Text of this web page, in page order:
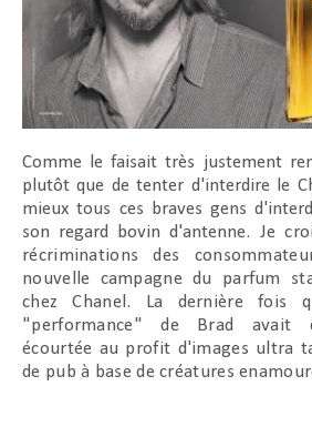
Comme le faisait très justement
plutôt que de tenter d'interdire le
mieux tous ces braves gens
son regard bovin d'antenne. Je
récriminations des
nouvelle campagne du parfum
chez Chanel. La dernière fois
"performance" de Brad avait
écourtée au profit d'images ultra
de pub à base de créatures